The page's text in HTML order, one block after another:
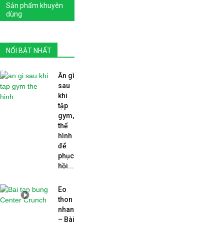
Sản phẩm khuyên
dùng
NỔI BẬT NHẤT
Ăn gì
sau
khi
tập
gym,
thể
hình
để
phục
hồi...
Eo
thon
nhanh?
– Bài